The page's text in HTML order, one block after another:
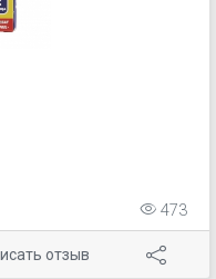
473
отзыв